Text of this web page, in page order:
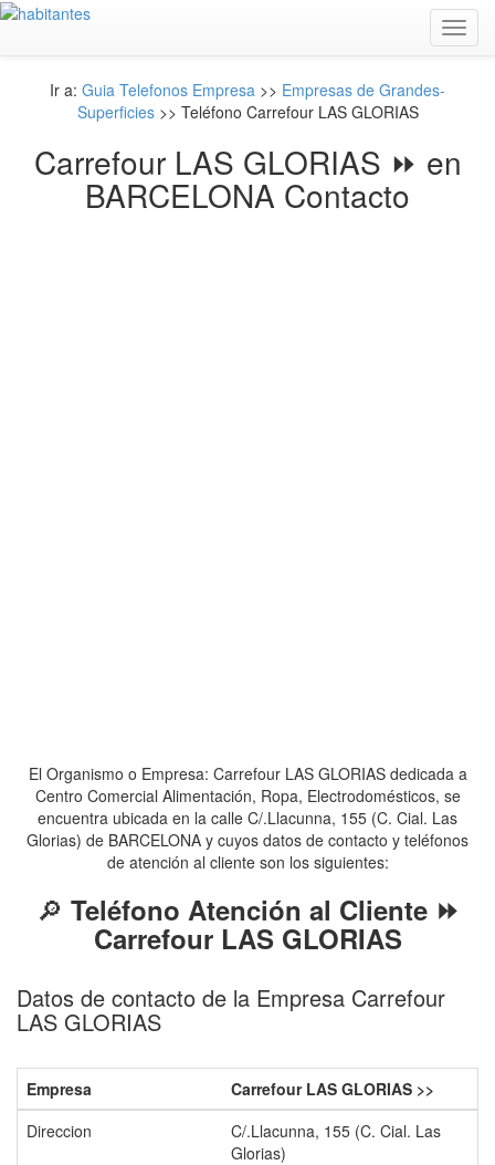
Ir a: Guia Telefonos Empresa >> Empresas de Grandes-
Superficies>> Teléfono Carrefour LAS GLORIAS
Carrefour LAS GLORIAS ⏩ en
BARCELONA Contacto
El Organismo o Empresa: Carrefour LAS GLORIAS dedicada a
Centro Comercial Alimentación, Ropa, Electrodomésticos, se
encuentra ubicada en la calle C/.Llacunna, 155 (C. Cial. Las
Glorias) de BARCELONA y cuyos datos de contacto y teléfonos
de atención al cliente son los siguientes:
🔎 Teléfono Atención al Cliente ⏩
Carrefour LAS GLORIAS
Datos de contacto de la Empresa Carrefour
LAS GLORIAS
Empresa
Carrefour LAS GLORIAS >>
Direccion
C/.Llacunna, 155 (C. Cial. Las
Glorias)